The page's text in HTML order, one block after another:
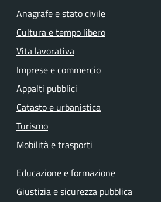
Anagrafe e stato civile
Cultura e tempo libero
Vita lavorativa
Imprese e commercio
Appalti pubblici
Catasto e urbanistica
Turismo
Mobilità e trasporti
Educazione e formazione
Giustizia e sicurezza pubblica